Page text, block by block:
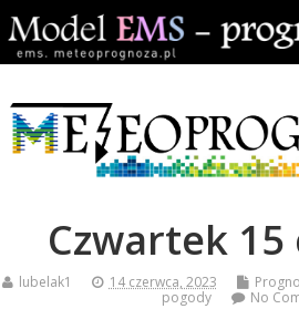
Czwartek 15
lubelak1 14 czerwca, 2023
pogody
No